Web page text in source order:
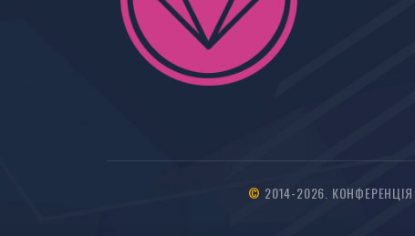
© 2014-2026.